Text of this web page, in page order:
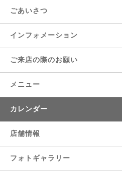
ごあいさつ
インフォメーション
ご来店の際のお願い
メニュー
カレンダー
店舗情報
フォトギャラリー